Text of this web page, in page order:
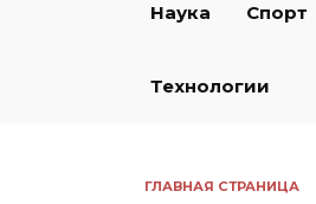
Наука Спорт
Технологии
ГЛАВНАЯ СТРАНИЦА